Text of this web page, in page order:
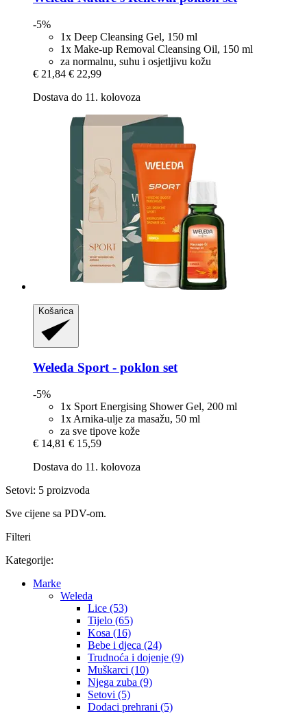
-5%
1x Deep Cleansing Gel, 150 ml
1x Make-up Removal Cleansing Oil, 150 ml
za normalnu, suhu i osjetljivu kožu
€ 21,84 € 22,99
Dostava do 11. kolovoza
Košarica
Weleda Sport -​ poklon set
-5%
1x Sport Energising Shower Gel, 200 ml
1x Arnika-ulje za masažu, 50 ml
za sve tipove kože
€ 14,81 € 15,59
Dostava do 11. kolovoza
Setovi: 5 proizvoda
Sve cijene sa PDV-om.
Filteri
Kategorije:
Marke
Weleda
Lice (53)
Tijelo (65)
Kosa (16)
Bebe i djeca (24)
Trudnoća i dojenje (9)
Muškarci (10)
Njega zuba (9)
Setovi (5)
Dodaci prehrani (5)